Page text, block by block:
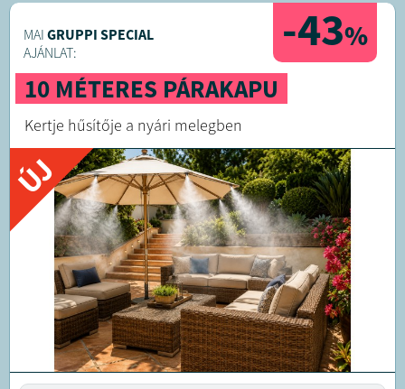
-43%
MAI GRUPPI SPECIAL
AJÁNLAT:
10 MÉTERES PÁRAKAPU
Kertje hűsítője a nyári melegben
ÚJ